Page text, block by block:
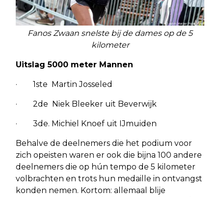
Fanos Zwaan snelste bij de dames op de 5
kilometer
Uitslag 5000 meter Mannen
· 1ste Martin Josseled
· 2de Niek Bleeker uit Beverwijk
· 3de. Michiel Knoef uit IJmuiden
Behalve de deelnemers die het podium voor
zich opeisten waren er ook die bijna 100 andere
deelnemers die op hún tempo de 5 kilometer
volbrachten en trots hun medaille in ontvangst
konden nemen. Kortom: allemaal blije